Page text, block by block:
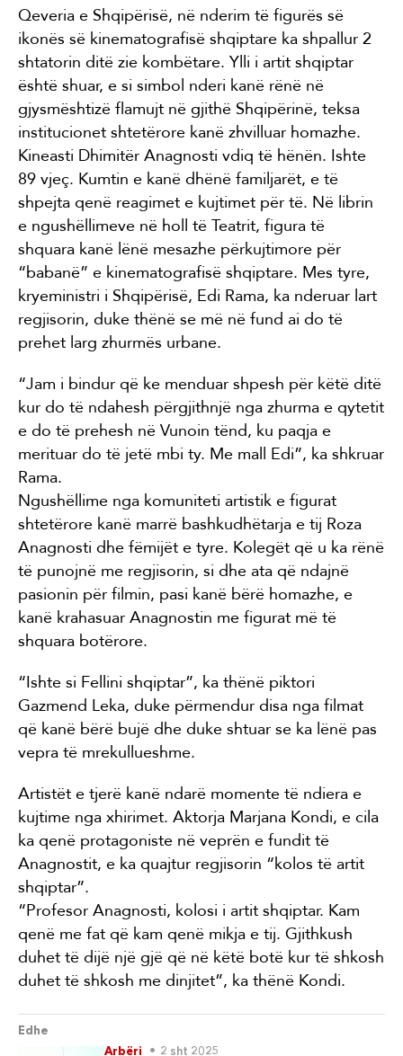
Qeveria e Shqipërisë, në nderim të figurës së
ikonës së kinematografisë shqiptare ka shpallur 2
shtatorin ditë zie kombëtare. Ylli i artit shqiptar
është shuar, e si simbol nderi kanë rënë në
gjysmështizë flamujt në gjithë Shqipërinë, teksa
institucionet shtetërore kanë zhvilluar homazhe.
Kineasti Dhimitër Anagnosti vdiq të hënën. Ishte
89 vjeç. Kumtin e kanë dhënë familjarët, e të
shpejta qenë reagimet e kujtimet për të. Në librin
e ngushëllimeve në holl të Teatrit, figura të
shquara kanë lënë mesazhe përkujtimore për
“babanë” e kinematografisë shqiptare. Mes tyre,
kryeministri i Shqipërisë, Edi Rama, ka nderuar lart
regjisorin, duke thënë se më në fund ai do të
prehet larg zhurmës urbane.
“Jam i bindur që ke menduar shpesh për këtë ditë
kur do të ndahesh përgjithnjë nga zhurma e qytetit
e do të prehesh në Vunoin tënd, ku paqja e
merituar do të jetë mbi ty. Me mall Edi”, ka shkruar
Rama.
Ngushëllime nga komuniteti artistik e figurat
shtetërore kanë marrë bashkudhëtarja e tij Roza
Anagnosti dhe fëmijët e tyre. Kolegët që u ka rënë
të punojnë me regjisorin, si dhe ata që ndajnë
pasionin për filmin, pasi kanë bërë homazhe, e
kanë krahasuar Anagnostin me figurat më të
shquara botërore.
“Ishte si Fellini shqiptar”, ka thënë piktori
Gazmend Leka, duke përmendur disa nga filmat
që kanë bërë bujë dhe duke shtuar se ka lënë pas
vepra të mrekullueshme.
Artistët e tjerë kanë ndarë momente të ndiera e
kujtime nga xhirimet. Aktorja Marjana Kondi, e cila
ka qenë protagoniste në veprën e fundit të
Anagnostit, e ka quajtur regjisorin “kolos të artit
shqiptar”.
“Profesor Anagnosti, kolosi i artit shqiptar. Kam
qenë me fat që kam qenë mikja e tij. Gjithkush
duhet të dijë një gjë që në këtë botë kur të shkosh
duhet të shkosh me dinjitet”, ka thënë Kondi.
Edhe
Arbëri
2 sht 2025